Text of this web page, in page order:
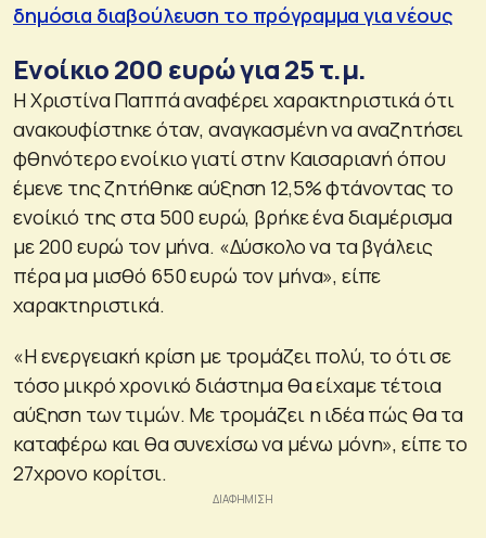
δημόσια διαβούλευση το πρόγραμμα για νέους
Ενοίκιο 200 ευρώ για 25 τ.μ.
Η Χριστίνα Παππά αναφέρει χαρακτηριστικά ότι
ανακουφίστηκε όταν, αναγκασμένη να αναζητήσει
φθηνότερο ενοίκιο γιατί στην Καισαριανή όπου
έμενε της ζητήθηκε αύξηση 12,5% φτάνοντας το
ενοίκιό της στα 500 ευρώ, βρήκε ένα διαμέρισμα
με 200 ευρώ τον μήνα. «Δύσκολο να τα βγάλεις
πέρα μα μισθό 650 ευρώ τον μήνα», είπε
χαρακτηριστικά.
«Η ενεργειακή κρίση με τρομάζει πολύ, το ότι σε
τόσο μικρό χρονικό διάστημα θα είχαμε τέτοια
αύξηση των τιμών. Με τρομάζει η ιδέα πώς θα τα
καταφέρω και θα συνεχίσω να μένω μόνη», είπε το
27χρονο κορίτσι.